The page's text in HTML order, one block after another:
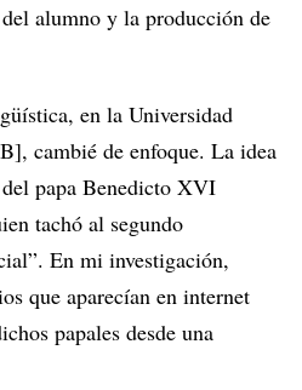
alumno y la producción de
en la Universidad
cambié de enfoque. La idea
papa Benedicto XVI
tachó al segundo
En mi investigación,
que aparecían en internet
papales desde una